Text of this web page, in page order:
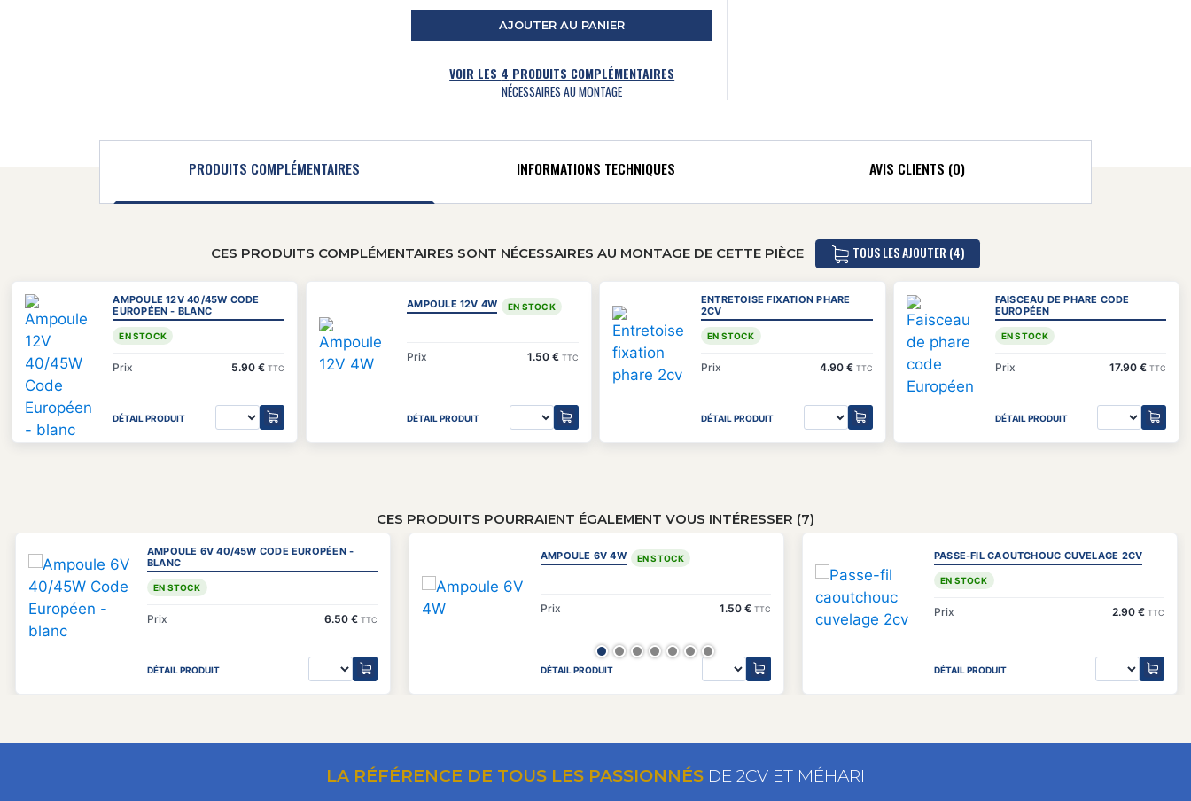
AJOUTER AU PANIER
VOIR LES 4 PRODUITS COMPLÉMENTAIRES
NÉCESSAIRES AU MONTAGE
PRODUITS COMPLÉMENTAIRES INFORMATIONS TECHNIQUES AVIS CLIENTS (0)
CES PRODUITS COMPLÉMENTAIRES SONT NÉCESSAIRES AU MONTAGE DE CETTE PIÈCE TOUS LES AJOUTER (4)
AMPOULE 12V 40/45W CODE
EUROPÉEN - BLANC
EN STOCK
Prix 5.90 € TTC
DÉTAIL PRODUIT
AMPOULE 12V 4W EN STOCK
Prix 1.50 € TTC
DÉTAIL PRODUIT
ENTRETOISE FIXATION PHARE
2CV
EN STOCK
Prix 4.90 € TTC
DÉTAIL PRODUIT
FAISCEAU DE PHARE CODE
EUROPÉEN
EN STOCK
Prix 17.90 €TTC
DÉTAIL PRODUIT
CES PRODUITS POURRAIENT ÉGALEMENT VOUS INTÉRESSER (7)
AMPOULE 6V 40/45W CODE EUROPÉEN -
BLANC
EN STOCK
Prix 6.50 € TTC
DÉTAIL PRODUIT
AMPOULE 6V 4W EN STOCK
Prix 1.50 € TTC
DÉTAIL PRODUIT
PASSE-FIL CAOUTCHOUC CUVELAGE 2CV
EN STOCK
Prix 2.90 € TTC
DÉTAIL PRODUIT
LA RÉFÉRENCE DE TOUS LES PASSIONNÉS DE 2CV ET MÉHARI